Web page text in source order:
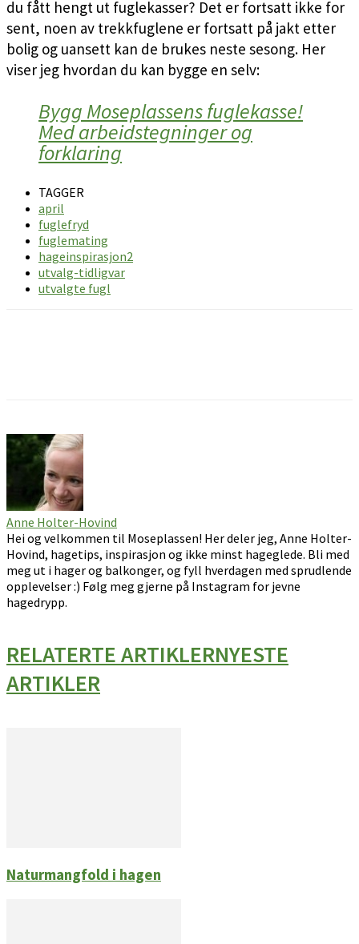
du fått hengt ut fuglekasser? Det er fortsatt ikke for
sent, noen av trekkfuglene er fortsatt på jakt etter
bolig og uansett kan de brukes neste sesong. Her
viser jeg hvordan du kan bygge en selv:
Bygg Moseplassens fuglekasse!
Med arbeidstegninger og
forklaring
TAGGER
april
fuglefryd
fuglemating
hageinspirasjon2
utvalg-tidligvar
utvalgte fugl
Anne Holter-Hovind
Hei og velkommen til Moseplassen! Her deler jeg, Anne Holter-
Hovind, hagetips, inspirasjon og ikke minst hageglede. Bli med
meg ut i hager og balkonger, og fyll hverdagen med sprudlende
opplevelser :) Følg meg gjerne på Instagram for jevne
hagedrypp.
RELATERTE ARTIKLERNYESTE
ARTIKLER
Naturmangfold i hagen